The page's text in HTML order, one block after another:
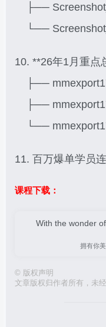
├──
└──
10. **26年1月重点
├──
├──
└──
11. 百万爆单学员
课程下载：
With the wonder
拥有你
© 版权声明
文章版权归作者所有，未